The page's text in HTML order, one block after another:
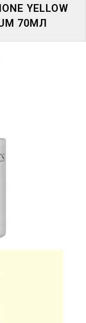
YELLOW
70МЛ